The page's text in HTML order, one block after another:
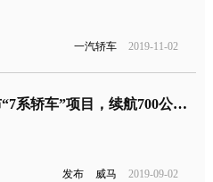
一汽轿车 2019-11-02
威马发布“7系轿车”项目，续航700公里，2020年在北京车展亮相
发布 威马 2019-09-02